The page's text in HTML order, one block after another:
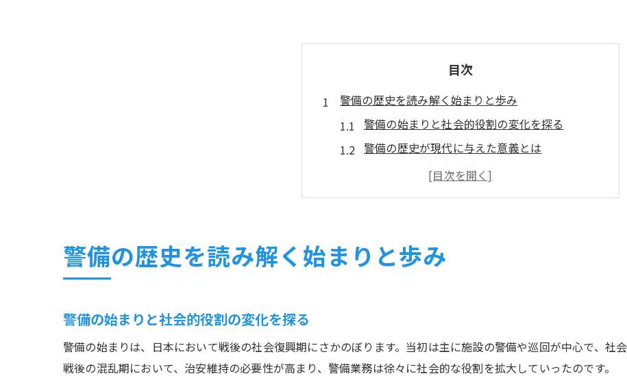
目次
警備の歴史を読み解く始まりと歩み
警備の始まりと社会的役割の変化を探る
警備の歴史が現代に与えた意義とは
警備の変遷をたどる時代背景とその特徴
警備業の歩みと発展の転換点を解説
警備業の誕生が社会へ与えた衝撃
警備会社誕生時の社会的影響を読み解く
警備業界誕生が安全意識を高めた理由
警備会社設立が業界全体へ及ぼした効果
警備の歴史を読み解く始まりと歩み
警備の始まりと社会的役割の変化を探る
警備の始まりは、日本において戦後の社会復興期にさかのぼります。当初は主に施設の警備や巡回が中心で、社
戦後の混乱期において、治安維持の必要性が高まり、警備業務は徐々に社会的な役割を拡大していったのです。